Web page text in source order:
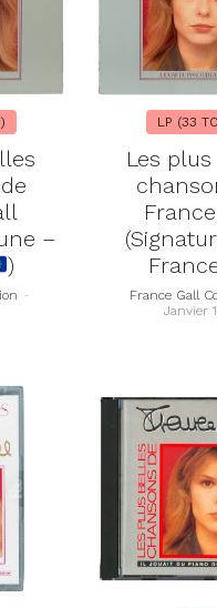
–
)
-
LP (33
Les
France Gall
Janvier